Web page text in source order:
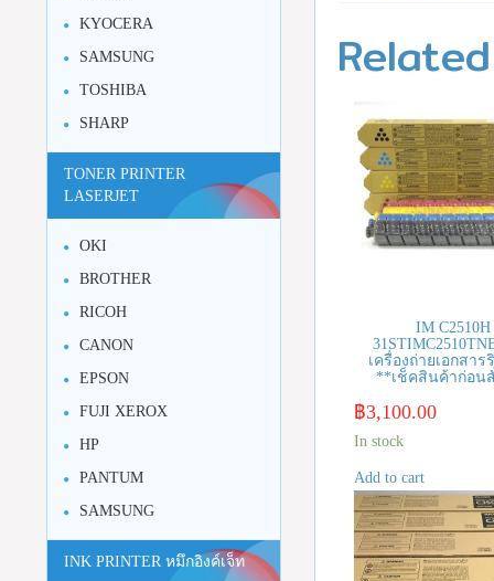
IM C2510H
เครื่องถ่ายเอกสาร
**เช็คสินค้าก่อน
฿3,100.00
In stock
Add to cart
KYOCERA
SAMSUNG
TOSHIBA
SHARP
TONER PRINTER
LASERJET
OKI
BROTHER
RICOH
CANON
EPSON
FUJI XEROX
HP
PANTUM
SAMSUNG
INK PRINTER หมึกอิงค์เจ็ท